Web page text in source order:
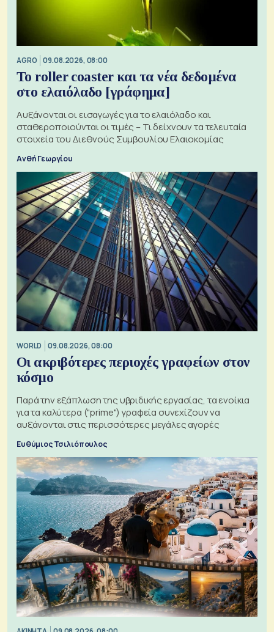
AGRO 09.08.2026, 08:00
Το roller coaster και τα νέα δεδομένα
στο ελαιόλαδο [γράφημα]
Αυξάνονται οι εισαγωγές για το ελαιόλαδο και
σταθεροποιούνται οι τιμές – Τι δείχνουν τα τελευταία
στοιχεία του Διεθνούς Συμβουλίου Ελαιοκομίας
Ανθή Γεωργίου
WORLD 09.08.2026, 08:00
Οι ακριβότερες περιοχές γραφείων στον
κόσμο
Παρά την εξάπλωση της υβριδικής εργασίας, τα ενοίκια
για τα καλύτερα ("prime") γραφεία συνεχίζουν να
αυξάνονται στις περισσότερες μεγάλες αγορές
Ευθύμιος Τσιλιόπουλος